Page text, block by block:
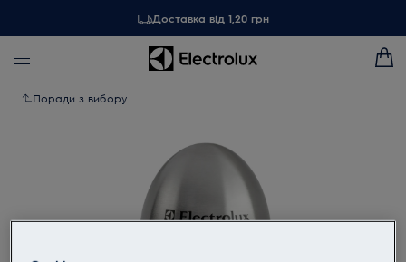
Доставка від 1,20 грн
Поради з вибору